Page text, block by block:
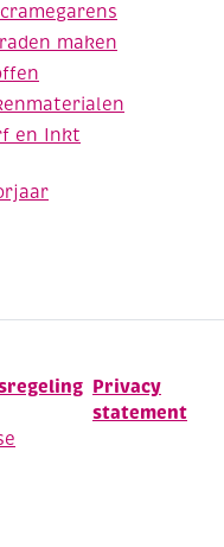
maken
en Inkt
Privacy
statement